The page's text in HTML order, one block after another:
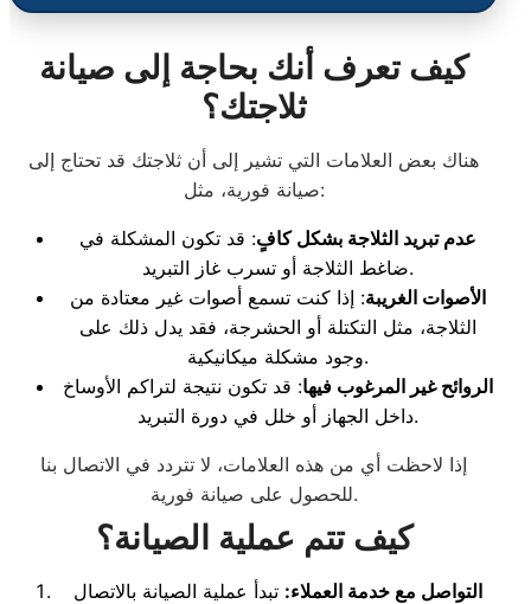
كيف تعرف أنك بحاجة إلى صيانة
ثلاجتك؟
هناك بعض العلامات التي تشير إلى أن ثلاجتك قد تحتاج إلى
صيانة فورية، مثل:
عدم تبريد الثلاجة بشكل كافٍ: قد تكون المشكلة في
ضاغط الثلاجة أو تسرب غاز التبريد.
الأصوات الغريبة: إذا كنت تسمع أصوات غير معتادة من
الثلاجة، مثل التكتلة أو الحشرجة، فقد يدل ذلك على
وجود مشكلة ميكانيكية.
الروائح غير المرغوب فيها: قد تكون نتيجة لتراكم الأوساخ
داخل الجهاز أو خلل في دورة التبريد.
إذا لاحظت أي من هذه العلامات، لا تتردد في الاتصال بنا
للحصول على صيانة فورية.
كيف تتم عملية الصيانة؟
التواصل مع خدمة العملاء: تبدأ عملية الصيانة بالاتصال